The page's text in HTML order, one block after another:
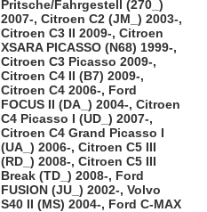
Pritsche/Fahrgestell (270_)
2007-, Citroen C2 (JM_) 2003-,
Citroen C3 II 2009-, Citroen
XSARA PICASSO (N68) 1999-,
Citroen C3 Picasso 2009-,
Citroen C4 II (B7) 2009-,
Citroen C4 2006-, Ford
FOCUS II (DA_) 2004-, Citroen
C4 Picasso I (UD_) 2007-,
Citroen C4 Grand Picasso I
(UA_) 2006-, Citroen C5 III
(RD_) 2008-, Citroen C5 III
Break (TD_) 2008-, Ford
FUSION (JU_) 2002-, Volvo
S40 II (MS) 2004-, Ford C-MAX